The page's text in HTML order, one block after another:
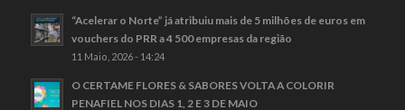
“Acelerar o Norte” já atribuiu mais de 5 milhões de euros em
vouchers do PRR a 4 500 empresas da região
11 Maio, 2026 - 14:24
O CERTAME FLORES & SABORES VOLTA A COLORIR
PENAFIEL NOS DIAS 1, 2 E 3 DE MAIO